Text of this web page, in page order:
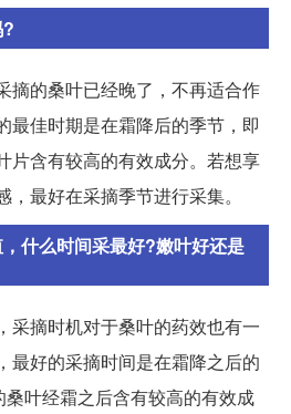
摘的桑叶已经晚了，不再适合作
最佳时期是在霜降后的季节，即
片含有较高的有效成分。若想享
最好在采摘季节进行采集。
什么时间采最好?嫩叶好还是
采摘时机对于桑叶的药效也有一
最好的采摘时间是在霜降之后的
叶经霜之后含有较高的有效成